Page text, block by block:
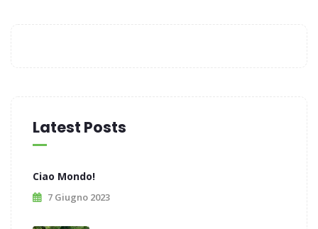
Latest Posts
Ciao Mondo!
7 Giugno 2023